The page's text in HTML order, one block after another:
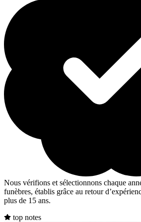
Nous vérifions et sélectionnons chaque
funèbres, établis grâce au retour
plus de 15 ans.
top notes